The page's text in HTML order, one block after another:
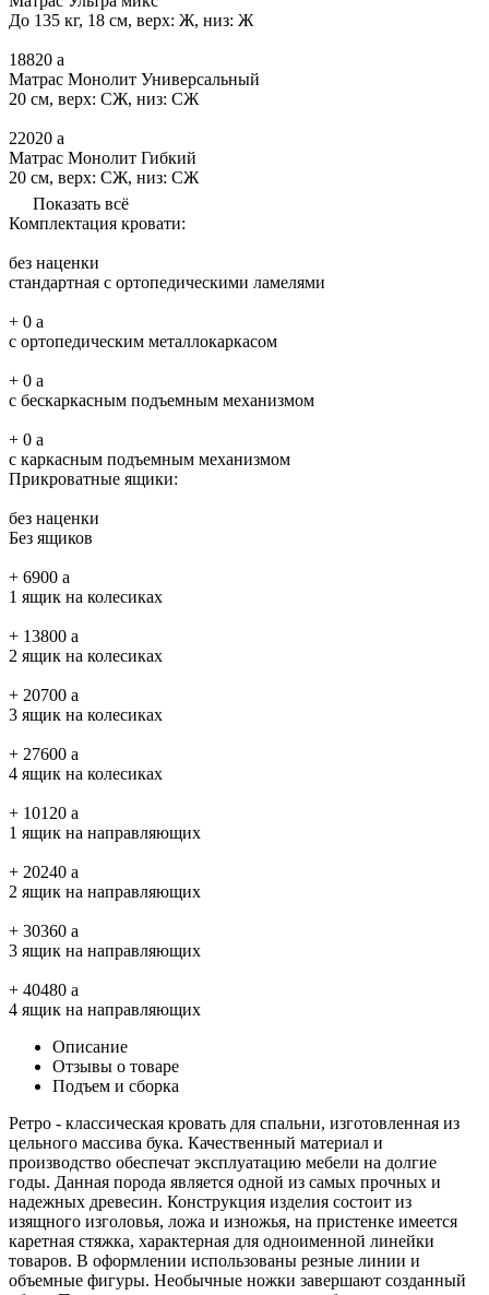
До 135 кг, 18 см, верх: Ж, низ: Ж
18820 a
Матрас Монолит Универсальный
20 см, верх: СЖ, низ: СЖ
22020 a
Матрас Монолит Гибкий
20 см, верх: СЖ, низ: СЖ
Показать всё
Комплектация кровати:
без наценки
стандартная с ортопедическими ламелями
+ 0 a
с ортопедическим металлокаркасом
+ 0 a
с бескаркасным подъемным механизмом
+ 0 a
с каркасным подъемным механизмом
Прикроватные ящики:
без наценки
Без ящиков
+ 6900 a
1 ящик на колесиках
+ 13800 a
2 ящик на колесиках
+ 20700 a
3 ящик на колесиках
+ 27600 a
4 ящик на колесиках
+ 10120 a
1 ящик на направляющих
+ 20240 a
2 ящик на направляющих
+ 30360 a
3 ящик на направляющих
+ 40480 a
4 ящик на направляющих
Описание
Отзывы о товаре
Подъем и сборка
Ретро - классическая кровать для спальни, изготовленная из
цельного массива бука. Качественный материал и
производство обеспечат эксплуатацию мебели на долгие
годы. Данная порода является одной из самых прочных и
надежных древесин. Конструкция изделия состоит из
изящного изголовья, ложа и изножья, на пристенке имеется
каретная стяжка, характерная для одноименной линейки
товаров. В оформлении использованы резные линии и
объемные фигуры. Необычные ножки завершают созданный